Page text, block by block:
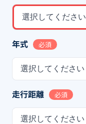
選択してください
年式 必須
選択してください
走行距離 必須
選択してください